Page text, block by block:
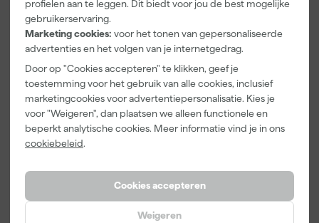
profielen aan te leggen. Dit biedt voor jou de best mogelijke
gebruikerservaring.
Marketing cookies: voor het tonen van gepersonaliseerde
advertenties en het volgen van je internetgedrag.
Door op "Cookies accepteren" te klikken, geef je
toestemming voor het gebruik van alle cookies, inclusief
marketingcookies voor advertentiepersonalisatie. Kies je
voor "Weigeren", dan plaatsen we alleen functionele en
beperkt analytische cookies. Meer informatie vind je in ons
cookiebeleid.
Cookies accepteren
Weigeren
Muurverfset
6-delig
ast Pro-
Hybrid 2020 -
10 (2cm)
Morgen
Schildershand
8 (M)